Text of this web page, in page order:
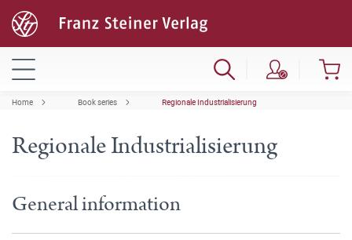
Home Book series Regionale Industrialisierung
Regionale Industrialisierung
General information